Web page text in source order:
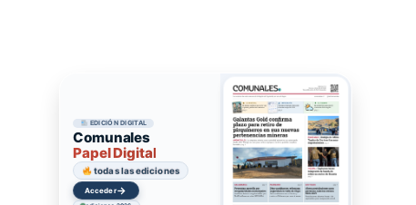
EDICIÓN DIGITAL
Comunales
Papel Digital
todas las ediciones
Acceder→